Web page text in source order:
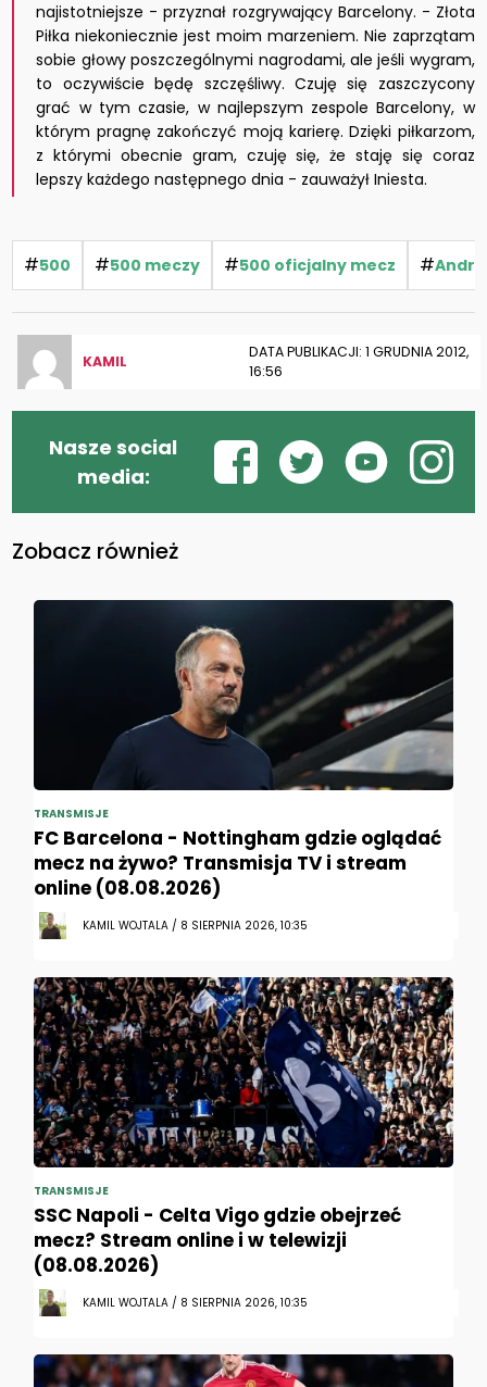
najistotniejsze - przyznał rozgrywający Barcelony. - Złota
Piłka niekoniecznie jest moim marzeniem. Nie zaprzątam
sobie głowy poszczególnymi nagrodami, ale jeśli wygram,
to oczywiście będę szczęśliwy. Czuję się zaszczycony
grać w tym czasie, w najlepszym zespole Barcelony, w
którym pragnę zakończyć moją karierę. Dzięki piłkarzom,
z którymi obecnie gram, czuję się, że staję się coraz
lepszy każdego następnego dnia - zauważył Iniesta.
#500 #500 meczy #500 oficjalny mecz #
KAMIL
DATA PUBLIKACJI: 1 GRUDNIA 2012,
16:56
Nasze social
media:
Zobacz również
TRANSMISJE
FC Barcelona - Nottingham gdzie oglądać
mecz na żywo? Transmisja TV i stream
online (08.08.2026)
KAMIL WOJTALA / 8 SIERPNIA 2026, 10:35
TRANSMISJE
SSC Napoli - Celta Vigo gdzie obejrzeć
mecz? Stream online i w telewizji
(08.08.2026)
KAMIL WOJTALA / 8 SIERPNIA 2026, 10:35